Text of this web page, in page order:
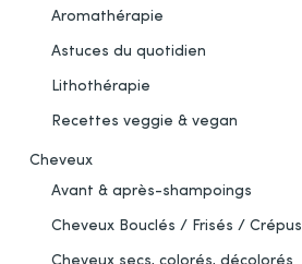
Aromathérapie
Astuces du quotidien
Lithothérapie
Recettes veggie & vegan
Cheveux
Avant & après-shampoings
Cheveux Bouclés / Frisés / Crépus